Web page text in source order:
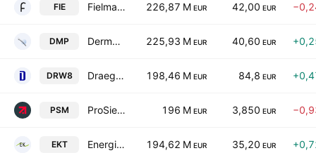
FIE Fielmann Group AG 226,87 M EUR 42,00 EUR
DMP Dermapharm Holding SE 225,93 M EUR 40,60 EUR
DRW8 Draegerwerk AG & Co. KGaA 198,46 M EUR 84,8 EUR
PSM ProSiebenSat.1 Media SE 196 M EUR 3,850 EUR
EKT EnergieKontor AG 194,62 M EUR 35,20 EUR